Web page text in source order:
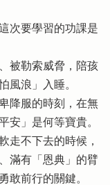
次要學習的功課是
被勒索威脅，陪孩
風浪」入睡。
降服的時刻，在無
安」是何等寶貴。
走不下去的時候，
滿有「恩典」的臂
敢前行的關鍵。